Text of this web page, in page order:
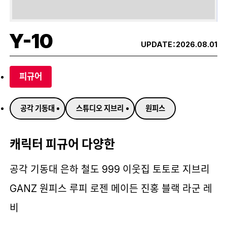
Y-10 UPDATE：2026.08.01
피규어
공각 기동대 스튜디오 지브리 원피스
캐릭터 피규어 다양한
공각 기동대 은하 철도 999 이웃집 토토로 지브리
GANZ 원피스 루피 로젠 메이든 진홍 블랙 라군 레
비